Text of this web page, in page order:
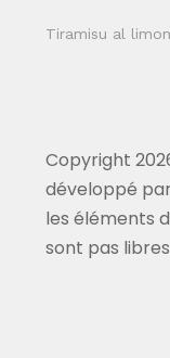
Tiramisu al
Copyright
développé
les éléments
sont pas